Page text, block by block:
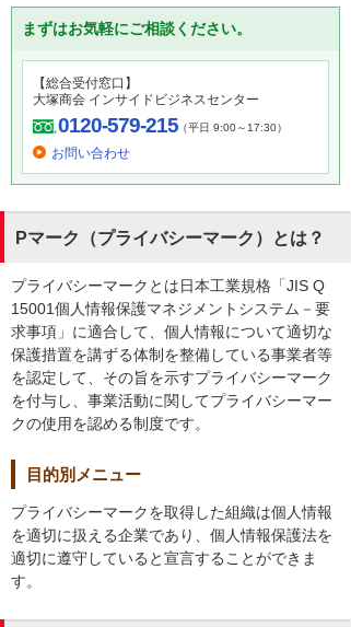
まずはお気軽にご相談ください。
【総合受付窓口】
大塚商会 インサイドビジネスセンター
0120-579-215（平日 9:00～17:30）
お問い合わせ
Pマーク（プライバシーマーク）とは？
プライバシーマークとは日本工業規格「JIS Q
15001個人情報保護マネジメントシステム－要
求事項」に適合して、個人情報について適切な
保護措置を講ずる体制を整備している事業者等
を認定して、その旨を示すプライバシーマーク
を付与し、事業活動に関してプライバシーマー
クの使用を認める制度です。
目的別メニュー
プライバシーマークを取得した組織は個人情報
を適切に扱える企業であり、個人情報保護法を
適切に遵守していると宣言することができま
す。